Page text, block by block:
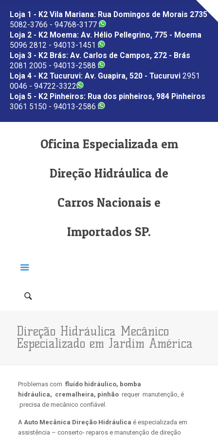
Loja 1 - K2 Vila Mariana: Rua Domingos de Morais 2735
5082-3766 - 94768-3177
Loja 2 - K2 Moema: Av. Hélio Pellegrino, 775 - Moema
5096 2812 - 94013-1451
Loja 3 - K2 Brás: Av. Carlos de Campos, 272 - Brás
2081 2005 - 94013-2588
Loja 4 - K2 Tucuruvi: Av. Guapira, 520 - Tucuruvi 2951
0046 - 94722-3322
Loja 5 - K2 Pinheiros: Rua dos pinheiros, 984 Pinheiros
3061 5150 - 94013-2586
Oficina Especializada em
Direção Hidráulica de
Carros Nacionais e
Importados SP.
Direção Hidráulica Mecânico
Especializado em Jardim América
Problemas comfluído hidráulico, bomba
hidráulica, cremalheira, pinhão requer manutenção, é
precisa de mecânico confiável.
AAuto Mecânica Direção Hidráulica é especializada em
assistência – conserto- reparos e manutenção de direção